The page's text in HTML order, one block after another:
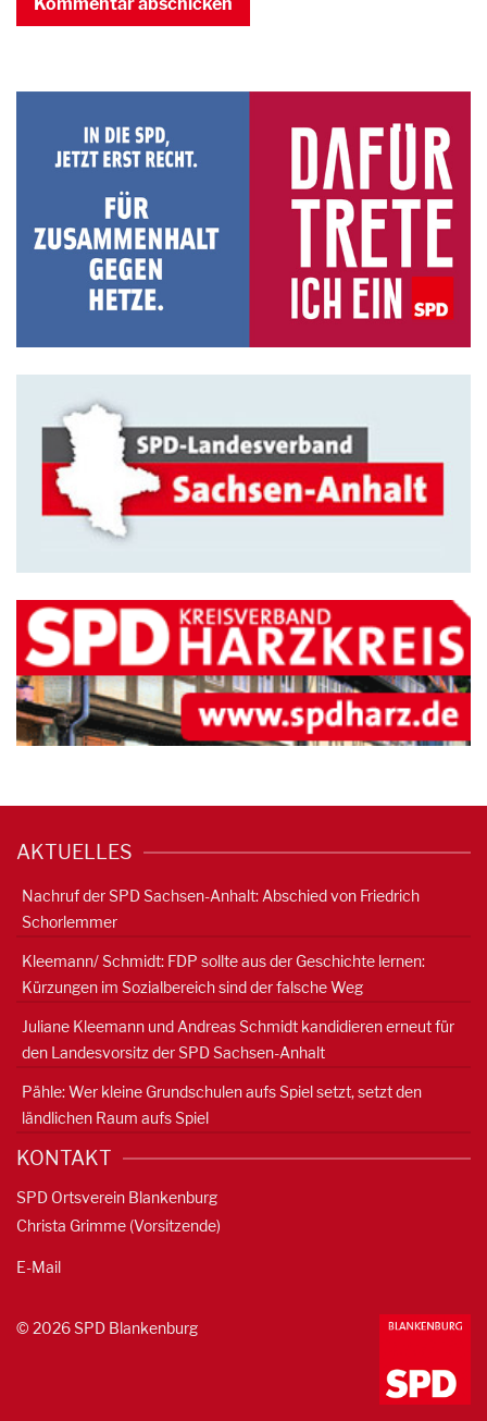
AKTUELLES
Nachruf der SPD Sachsen-Anhalt: Abschied von Friedrich
Schorlemmer
Kleemann/ Schmidt: FDP sollte aus der Geschichte lernen:
Kürzungen im Sozialbereich sind der falsche Weg
Juliane Kleemann und Andreas Schmidt kandidieren erneut für
den Landesvorsitz der SPD Sachsen-Anhalt
Pähle: Wer kleine Grundschulen aufs Spiel setzt, setzt den
ländlichen Raum aufs Spiel
KONTAKT
SPD Ortsverein Blankenburg
Christa Grimme (Vorsitzende)
E-Mail
© 2026 SPD Blankenburg